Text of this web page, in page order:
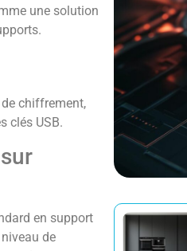
une solution
chiffrement,
clés USB.
en support
de